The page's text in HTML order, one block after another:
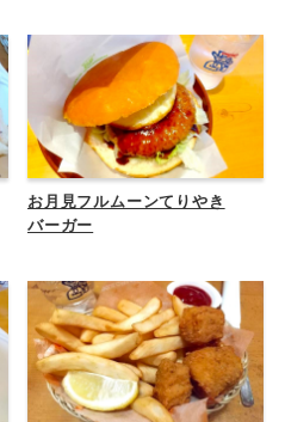
お月見フルムーンてりやき
バーガー